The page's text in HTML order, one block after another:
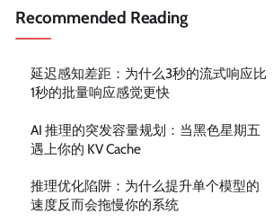
Recommended Reading
延迟感知差距：为什么3秒的流式响应比
1秒的批量响应感觉更快
AI 推理的突发容量规划：当黑色星期五
遇上你的 KV Cache
推理优化陷阱：为什么提升单个模型的
速度反而会拖慢你的系统